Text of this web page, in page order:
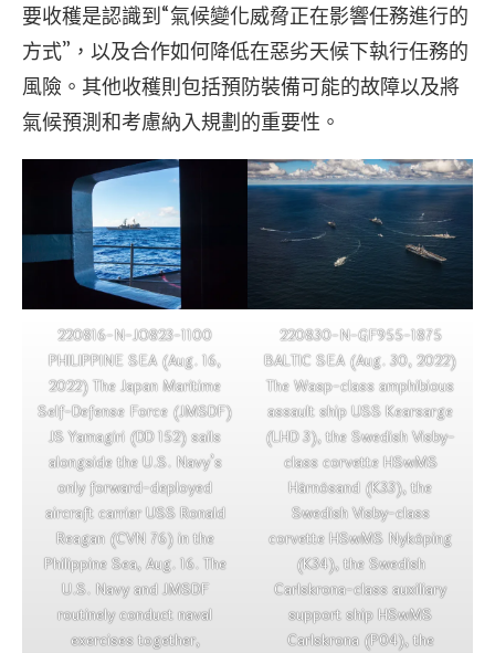
要收穫是認識到“氣候變化威脅正在影響任務進行的
方式”，以及合作如何降低在惡劣天候下執行任務的
風險。其他收穫則包括預防裝備可能的故障以及將
氣候預測和考慮納入規劃的重要性。
220816-N-JO823-1100
PHILIPPINE SEA (Aug. 16,
2022) The Japan Maritime
Self-Defense Force (JMSDF)
JS Yamagiri (DD 152) sails
alongside the U.S. Navy’s
only forward-deployed
aircraft carrier USS Ronald
Reagan (CVN 76) in the
Philippine Sea, Aug. 16. The
U.S. Navy and JMSDF
routinely conduct naval
exercises together,
220830-N-GF955-1875
BALTIC SEA (Aug. 30, 2022)
The Wasp-class amphibious
assault ship USS Kearsarge
(LHD 3), the Swedish Visby-
class corvette HSwMS
Härnösand (K33), the
Swedish Visby-class
corvette HSwMS Nyköping
(K34), the Swedish
Carlskrona-class auxiliary
support ship HSwMS
Carlskrona (P04), the